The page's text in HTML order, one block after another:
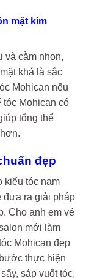
mặt kim
và cằm nhọn,
khá là sắc
Mohican nếu
tóc Mohican có
tổng thể
đẹp
kiểu tóc nam
đưa ra giải pháp
Cho anh em vẻ
mới làm
Mohican đẹp
thực hiện
sáp vuốt tóc,